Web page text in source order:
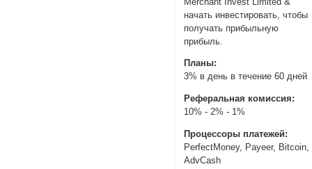
начать инвестировать, чтобы
получать прибыльную
прибыль.
Планы:
3% в день в течение 60 дней
Реферальная комиссия:
10% - 2% - 1%
Процессоры платежей:
PerfectMoney, Payeer, Bitcoin,
AdvCash